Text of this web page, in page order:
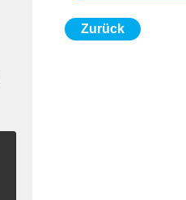
Zurück